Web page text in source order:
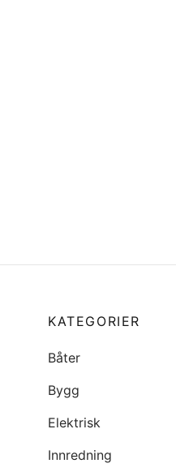
KATEGORIER
Båter
Bygg
Elektrisk
Innredning